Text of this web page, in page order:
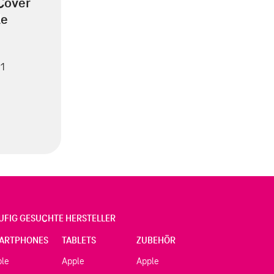
GESUCHTE HERSTELLER
TABLETS
Apple
ZUBEHÖR
Apple